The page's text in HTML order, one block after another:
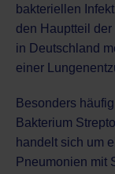
bakteriellen
den Hauptteil
in Deutschland
einer
Besonders
Bakterium
handelt sich um
Pneumonien mit